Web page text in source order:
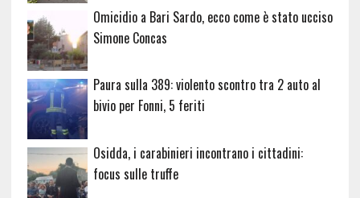
Omicidio a Bari Sardo, ecco come è stato ucciso
Simone Concas
Paura sulla 389: violento scontro tra 2 auto al
bivio per Fonni, 5 feriti
Osidda, i carabinieri incontrano i cittadini:
focus sulle truffe